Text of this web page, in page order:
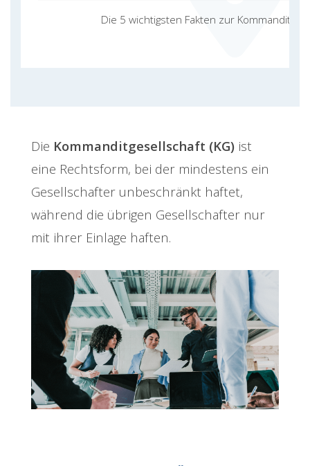
Die 5 wichtigsten Fakten zur
Die Kommanditgesellschaft (KG) ist
eine Rechtsform, bei der mindestens ein
Gesellschafter unbeschränkt haftet,
während die übrigen Gesellschafter nur
mit ihrer Einlage haften.